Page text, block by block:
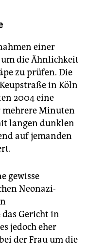
einer
um die Ähnlichkeit
zu prüfen. Die
in Köln
2004 eine
mehrere Minuten
langen dunklen
auf jemanden
gewisse
Neonazi-
Gericht in
jedoch eher
der Frau um die